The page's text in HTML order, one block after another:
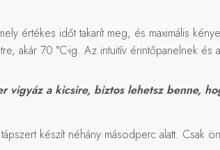
értékes időt takarít meg, és maximális
akár 70 °C-ig. Az intuitív érintőpanelnek
vigyáz a kicsire, biztos lehetsz benne,
készít néhány másodperc alatt. Csak